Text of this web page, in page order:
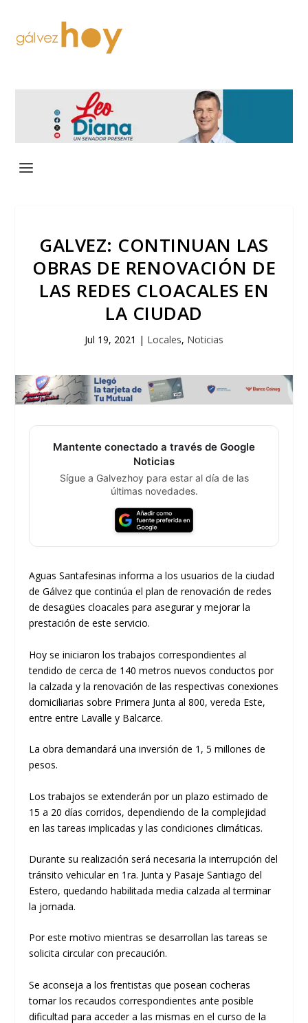
GALVEZ: CONTINUAN LAS
OBRAS DE RENOVACIÓN DE
LAS REDES CLOACALES EN
LA CIUDAD
Jul 19, 2021 | Locales, Noticias
Mantente conectado a través de Google
Noticias
Sígue a Galvezhoy para estar al día de las
últimas novedades.
Aguas Santafesinas informa a los usuarios de la ciudad
de Gálvez que continúa el plan de renovación de redes
de desagües cloacales para asegurar y mejorar la
prestación de este servicio.
Hoy se iniciaron los trabajos correspondientes al
tendido de cerca de 140 metros nuevos conductos por
la calzada y la renovación de las respectivas conexiones
domiciliarias sobre Primera Junta al 800, vereda Este,
entre entre Lavalle y Balcarce.
La obra demandará una inversión de 1, 5 millones de
pesos.
Los trabajos se extenderán por un plazo estimado de
15 a 20 días corridos, dependiendo de la complejidad
en las tareas implicadas y las condiciones climáticas.
Durante su realización será necesaria la interrupción del
tránsito vehicular en 1ra. Junta y Pasaje Santiago del
Estero, quedando habilitada media calzada al terminar
la jornada.
Por este motivo mientras se desarrollan las tareas se
solicita circular con precaución.
Se aconseja a los frentistas que posean cocheras
tomar los recaudos correspondientes ante posible
dificultad para acceder a las mismas en el curso de la